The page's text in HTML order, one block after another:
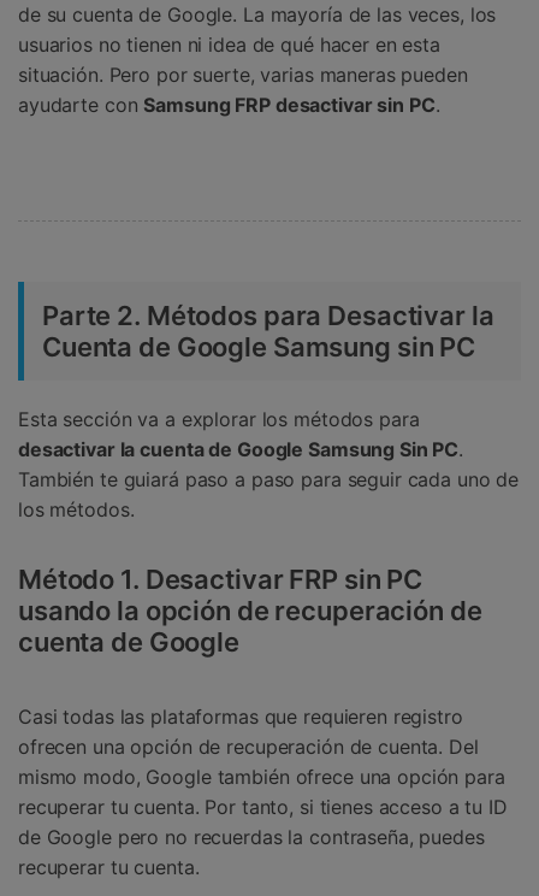
de su cuenta de Google. La mayoría de las veces, los
usuarios no tienen ni idea de qué hacer en esta
situación. Pero por suerte, varias maneras pueden
ayudarte con Samsung FRP desactivar sin PC.
Parte 2. Métodos para Desactivar la
Cuenta de Google Samsung sin PC
Esta sección va a explorar los métodos para
desactivar la cuenta de Google Samsung Sin PC.
También te guiará paso a paso para seguir cada uno de
los métodos.
Método 1. Desactivar FRP sin PC
usando la opción de recuperación de
cuenta de Google
Casi todas las plataformas que requieren registro
ofrecen una opción de recuperación de cuenta. Del
mismo modo, Google también ofrece una opción para
recuperar tu cuenta. Por tanto, si tienes acceso a tu ID
de Google pero no recuerdas la contraseña, puedes
recuperar tu cuenta.